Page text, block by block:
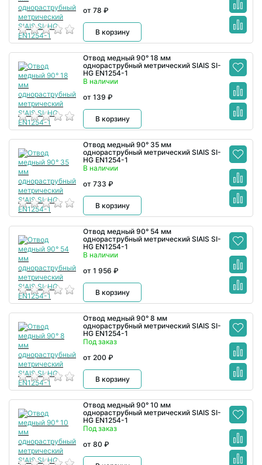
от 78 ₽
В корзину
Отвод медный 90° 18 мм
однораструбный метрический SIAIS SI-
HG EN1254-1
В наличии
от 139 ₽
В корзину
Отвод медный 90° 35 мм
однораструбный метрический SIAIS SI-
HG EN1254-1
В наличии
от 733 ₽
В корзину
Отвод медный 90° 54 мм
однораструбный метрический SIAIS SI-
HG EN1254-1
В наличии
от 1 956 ₽
В корзину
Отвод медный 90° 8 мм
однораструбный метрический SIAIS SI-
HG EN1254-1
Под заказ
от 200 ₽
В корзину
Отвод медный 90° 10 мм
однораструбный метрический SIAIS SI-
HG EN1254-1
Под заказ
от 80 ₽